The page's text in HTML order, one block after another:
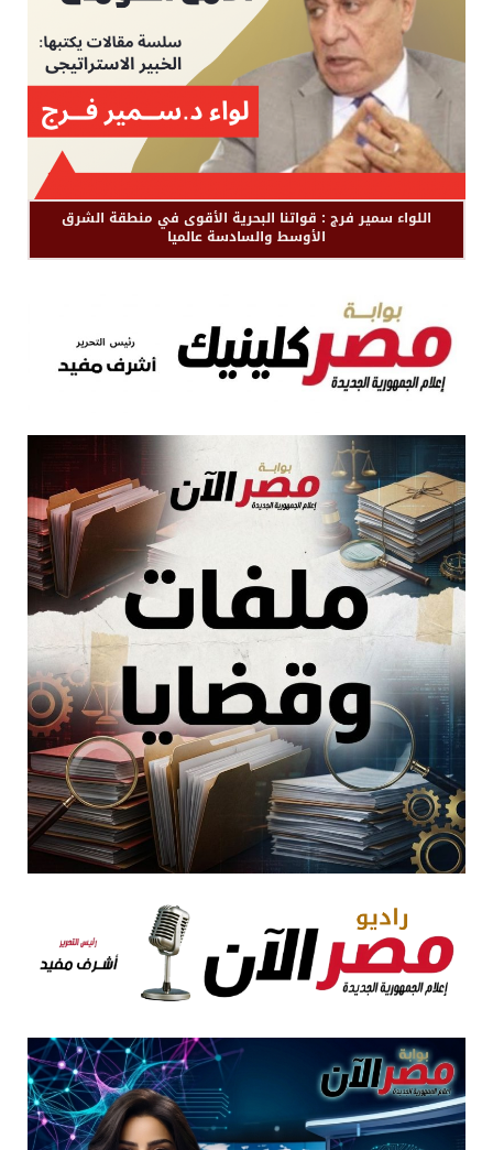
اللواء سمير فرج : قواتنا البحرية الأقوى في منطقة الشرق
الأوسط والسادسة عالميا